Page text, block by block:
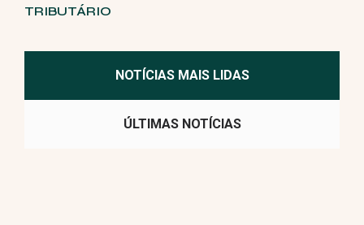
TRIBUTÁRIO
NOTÍCIAS MAIS LIDAS
ÚLTIMAS NOTÍCIAS